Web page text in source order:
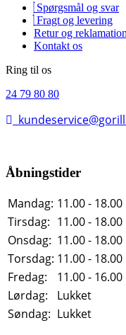
Spørgsmål og svar
Fragt og levering
Retur og
Kontakt os
Ring til os
24 79 80 80
Åbningstider
Mandag: 11.00 - 18.00
Tirsdag: 11.00 - 18.00
Onsdag: 11.00 - 18.00
Torsdag: 11.00 - 18.00
Fredag:
11.00 - 16.00
Lørdag:
Lukket
Søndag: Lukket